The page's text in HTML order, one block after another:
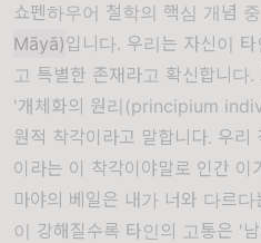
쇼펜하우어 철학의 핵심 개념
Māyā)입니다. 우리는 자신이
고 특별한 존재라고 확신합니다
'개체화의 원리(principium
원적 착각이라고 말합니다. 우리
이라는 이 착각이야말로 인간 이
마야의 베일은 내가 너와 다르
이 강해질수록 타인의 고통은 '